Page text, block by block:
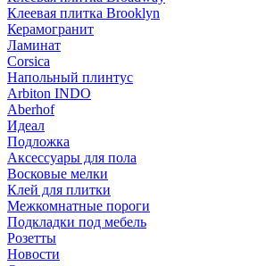
Клеевая плитка Brooklyn
Керамогранит
Ламинат
Corsica
Напольный плинтус
Arbiton INDO
Aberhof
Идеал
Подложка
Аксессуары для пола
Восковые мелки
Клей для плитки
Межкомнатные пороги
Подкладки под мебель
Розетты
Новости